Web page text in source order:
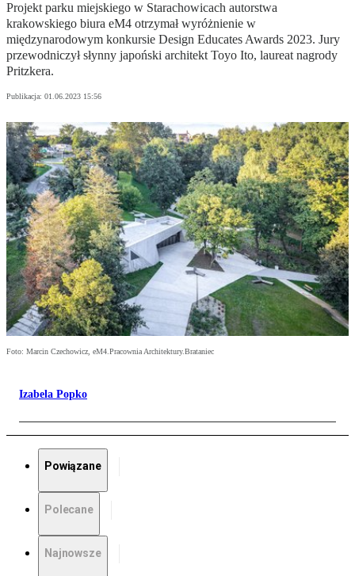
Projekt parku miejskiego w Starachowicach autorstwa
krakowskiego biura eM4 otrzymał wyróżnienie w
międzynarodowym konkursie Design Educates Awards 2023. Jury
przewodniczył słynny japoński architekt Toyo Ito, laureat nagrody
Pritzkera.
Publikacja: 01.06.2023 15:56
Foto: Marcin Czechowicz, eM4.Pracownia Architektury.Brataniec
Izabela Popko
Powiązane
Polecane
Najnowsze